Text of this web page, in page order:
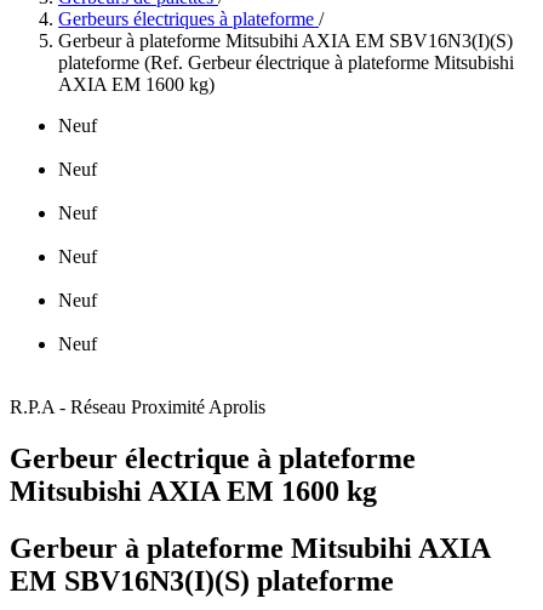
Gerbeurs électriques à plateforme /
Gerbeur à plateforme Mitsubihi AXIA EM SBV16N3(I)(S)
plateforme (Ref. Gerbeur électrique à plateforme Mitsubishi
AXIA EM 1600 kg)
Neuf
Neuf
Neuf
Neuf
Neuf
Neuf
R.P.A - Réseau Proximité Aprolis
Gerbeur électrique à plateforme
Mitsubishi AXIA EM 1600 kg
Gerbeur à plateforme Mitsubihi AXIA
EM SBV16N3(I)(S) plateforme